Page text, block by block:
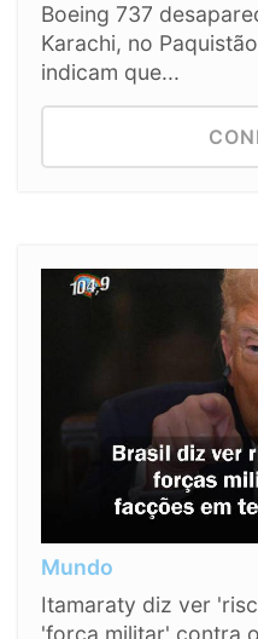
Boeing 737
Karachi, no
indicam que...
Mundo
Itamaraty diz ver
'força militar' contra